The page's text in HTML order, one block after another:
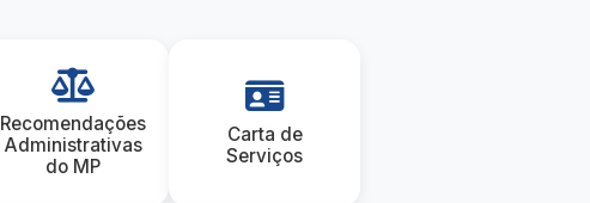
Recomendações
Administrativas
do MP
Carta de
Serviços